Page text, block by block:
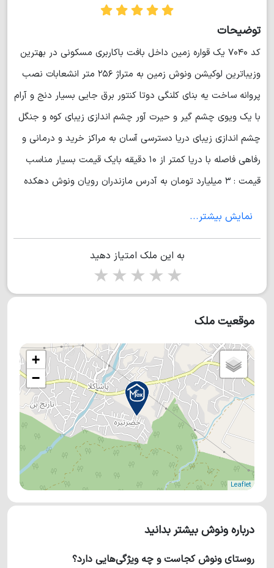
توضیحات
کد ۷۰۴۰ یک قواره زمین داخل بافت باکاربری مسکونی در بهترین
وزیباترین لوکیشن ونوش زمین به متراژ ۲۵۶ متر انشعابات نصب
پروانه ساخت یه بنای کلنگی دوتا کنتور برق جایی بسیار دنج و آرام
با یک ویوی چشم گیر و حیرت آور چشم اندازی زیبای کوه و جنگل
چشم اندازی زیبای دریا دسترسی آسان به مراکز خرید و درمانی و
رفاهی فاصله با دریا کمتر از ۱۰ دقیقه بایک قیمت بسیار مناسب
قیمت : ۳ میلیارد تومان به آدرس مازندران رویان ونوش دهکده
بیش از ۵۰۰ فایل به روز از ۲۵۰ میلیون به بالا (امیر علی دیوسالار)
نمایش بیشتر...
به این ملک امتیاز دهید
5 stars
4 stars
3 stars
2 stars
موقعیت ملک
+
−
Leaflet
درباره ونوش بیشتر بدانید
روستای ونوش کجاست و چه ویژگی‌هایی دارد؟